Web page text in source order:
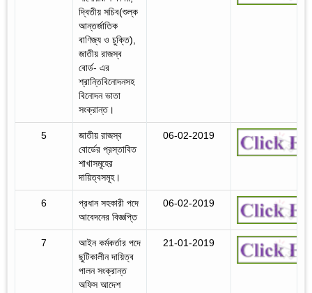
দ্বিতীয় সচিব(শুল্ক
আন্তর্জাতিক
বাণিজ্য ও চুক্তি),
জাতীয় রাজস্ব
বোর্ড- এর
শ্রান্তিবিনোদনসহ
বিনোদন ভাতা
সংক্রান্ত।
5
জাতীয় রাজস্ব
বোর্ডের প্রস্তাবিত
শাখাসমূহের
দায়িত্বসমূহ।
06-02-2019
6
প্রধান সহকারী পদে
আবেদনের বিজ্ঞপ্তি
06-02-2019
7
আইন কর্মকর্তার পদে
ছুটিকালীন দায়িত্ব
পালন সংক্রান্ত
অফিস আদেশ
21-01-2019